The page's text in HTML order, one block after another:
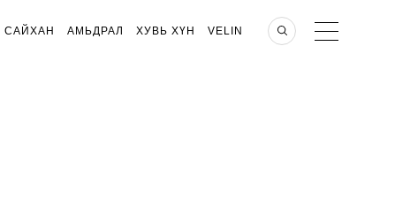
САЙХАН АМЬДРАЛ ХУВЬ ХҮН VELIN